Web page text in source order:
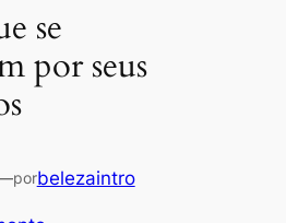
se
por seus
porbelezaintro